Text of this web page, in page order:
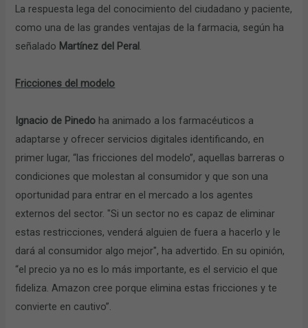
La respuesta lega del conocimiento del ciudadano y paciente,
como una de las grandes ventajas de la farmacia, según ha
señalado Martínez del Peral.
Fricciones del modelo
Ignacio de Pinedo ha animado a los farmacéuticos a
adaptarse y ofrecer servicios digitales identificando, en
primer lugar, “las fricciones del modelo”, aquellas barreras o
condiciones que molestan al consumidor y que son una
oportunidad para entrar en el mercado a los agentes
externos del sector. "Si un sector no es capaz de eliminar
estas restricciones, venderá alguien de fuera a hacerlo y le
dará al consumidor algo mejor", ha advertido. En su opinión,
“el precio ya no es lo más importante, es el servicio el que
fideliza. Amazon cree porque elimina estas fricciones y te
convierte en cautivo”.